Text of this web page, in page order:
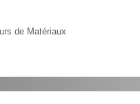
de Matériaux